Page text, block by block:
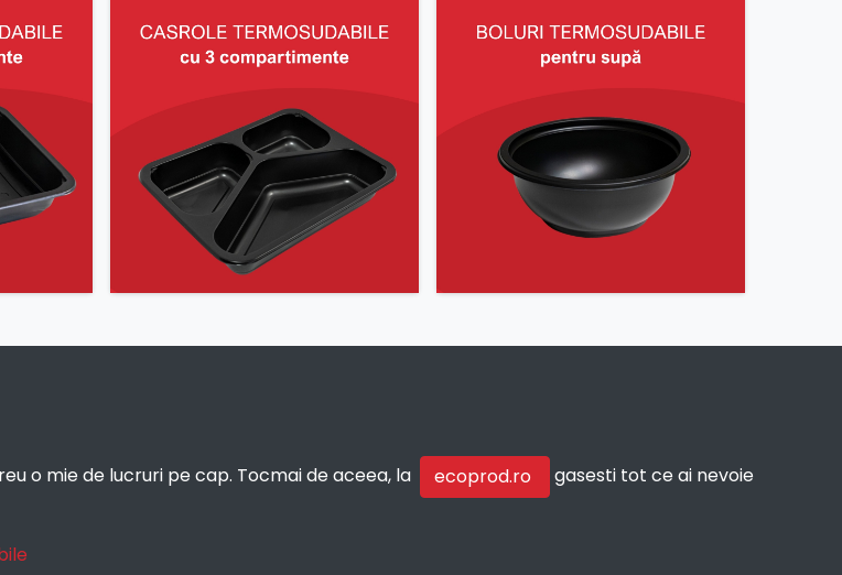
o mie de lucruri pe cap. Tocmai de aceea, la ecoprod.ro
gasesti tot ce ai nevoie